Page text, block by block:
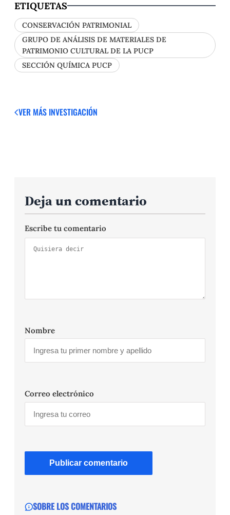
ETIQUETAS
CONSERVACIÓN PATRIMONIAL
GRUPO DE ANÁLISIS DE MATERIALES DE
PATRIMONIO CULTURAL DE LA PUCP
SECCIÓN QUÍMICA PUCP
VER MÁS INVESTIGACIÓN
Deja un comentario
Escribe tu comentario
Nombre
Correo electrónico
SOBRE LOS COMENTARIOS